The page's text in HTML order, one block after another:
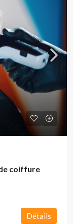
coiffure
Détails